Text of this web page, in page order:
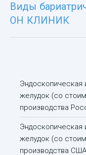
Виды
ОН КЛИНИК
Эндоскопическая
желудок (со
производства
Эндоскопическая
желудок (со
производства